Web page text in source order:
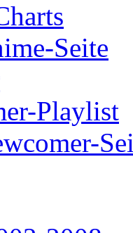
Seite
Playlist